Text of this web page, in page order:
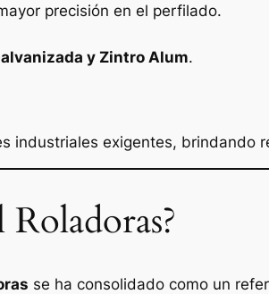
precisión en el perfilado.
y Zintro Alum.
industriales exigentes, brindando
se ha consolidado como un